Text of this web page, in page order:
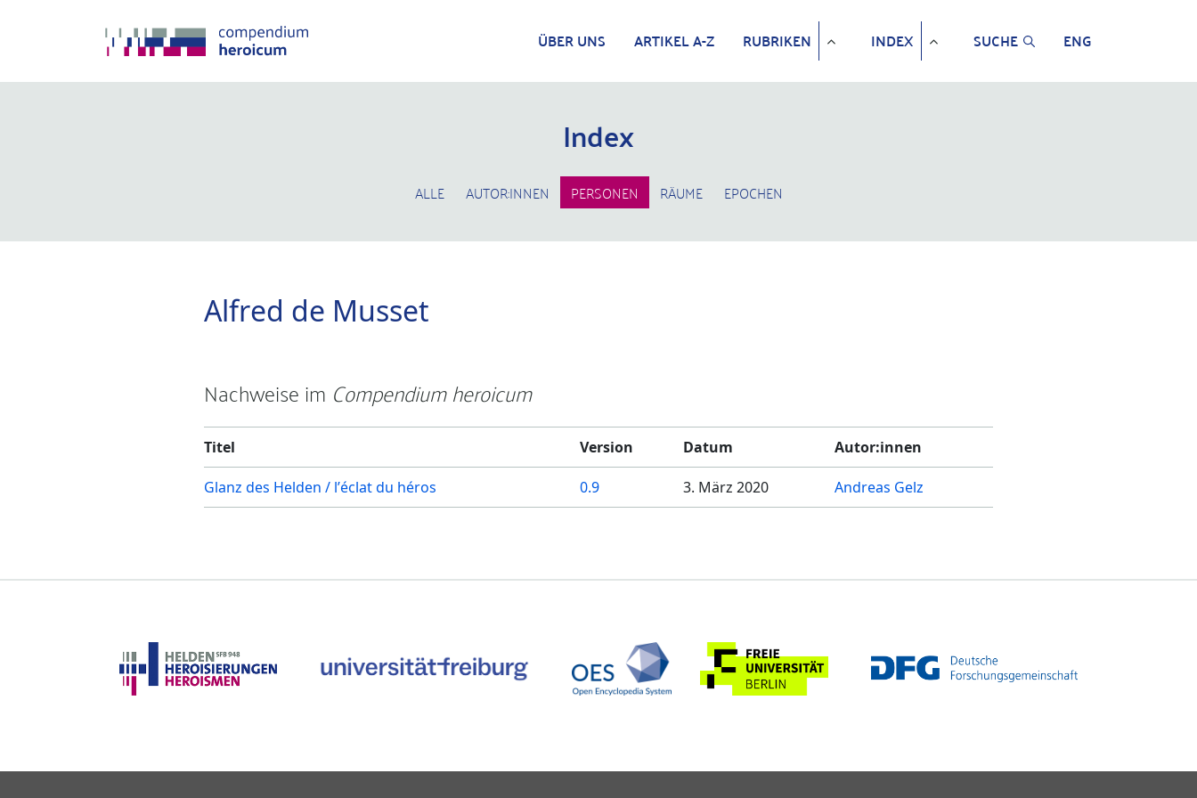
ÜBER UNS ARTIKEL A-Z RUBRIKEN INDEX SUCHE ENG
Index
ALLE AUTOR:INNEN PERSONEN RÄUME EPOCHEN
Alfred de Musset
Nachweise im Compendium heroicum
Titel Version Datum Autor:innen
Glanz des Helden / l’éclat du héros 0.9 3. März 2020 Andreas Gelz